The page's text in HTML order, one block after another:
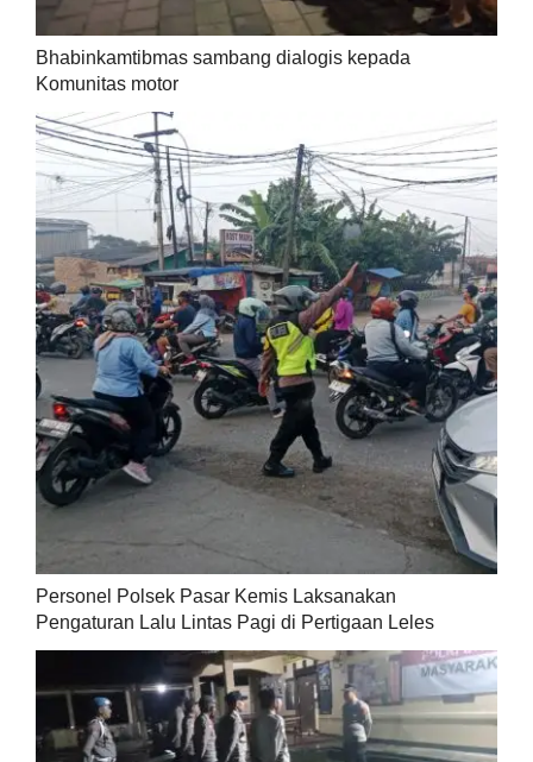
Bhabinkamtibmas sambang dialogis kepada
Komunitas motor
Personel Polsek Pasar Kemis Laksanakan
Pengaturan Lalu Lintas Pagi di Pertigaan Leles